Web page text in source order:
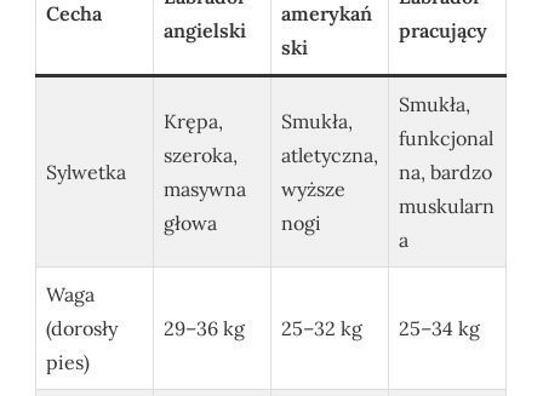
Cecha
angielski
amerykań
ski
pracujący
Sylwetka
Krępa,
szeroka,
masywna
głowa
Smukła,
atletyczna,
wyższe
nogi
Smukła,
funkcjonal
na, bardzo
muskularn
a
Waga
(dorosły
pies)
29–36 kg 25–32 kg 25–34 kg